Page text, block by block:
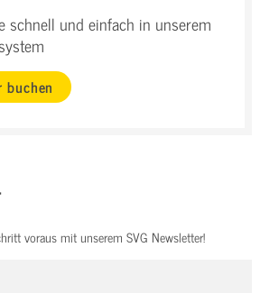
schnell und einfach in unserem
buchen
voraus mit unserem SVG Newsletter!